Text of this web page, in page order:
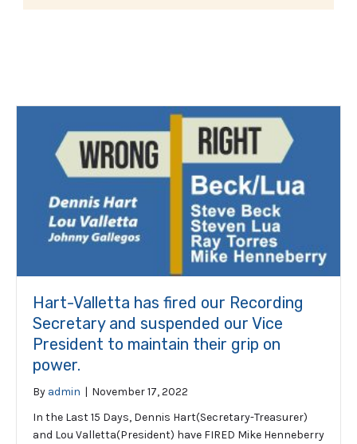
Hart-Valletta has fired our Recording
Secretary and suspended our Vice
President to maintain their grip on
power.
By admin | November 17, 2022
In the Last 15 Days, Dennis Hart(Secretary-Treasurer)
and Lou Valletta(President) have FIRED Mike Henneberry